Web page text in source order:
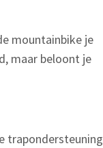
mountainbike je
maar beloont je
trapondersteuning